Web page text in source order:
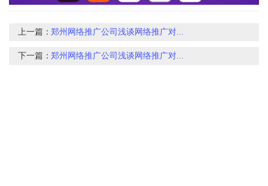
上一篇：郑州网络推广公司浅谈网络推广对...
下一篇：郑州网络推广公司浅谈网络推广对...